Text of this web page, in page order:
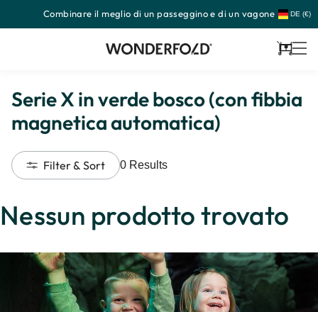
Passa
al
Combinare il meglio di un passeggino e di un vagone DE (€)
Serie X in verde bosco (con fibbia
magnetica automatica)
Filter & Sort 0 Results
Nessun prodotto trovato